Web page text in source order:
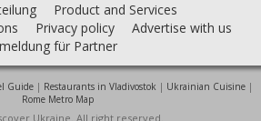
Product and Services
Privacy policy
Advertise with us
für Partner
Guide| Restaurants in Vladivostok | Ukrainian Cuisine|
Rome Metro Map
Ukraine. All right reserved.